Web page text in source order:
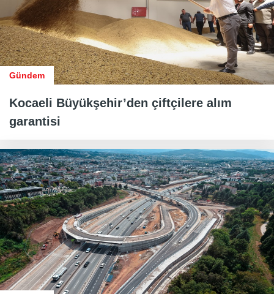
Gündem
Kocaeli Büyükşehir’den çiftçilere alım
garantisi